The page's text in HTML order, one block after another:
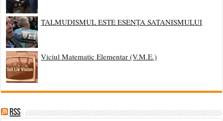
TALMUDISMUL ESTE ESENȚA SATANISMULUI
Viciul Matematic Elementar (V.M.E.)
RSS